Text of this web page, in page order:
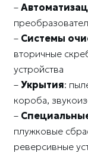
–
– Системы
вторичные
устройства
– Укрытия:
короба,
–
плужковые
реверсивные